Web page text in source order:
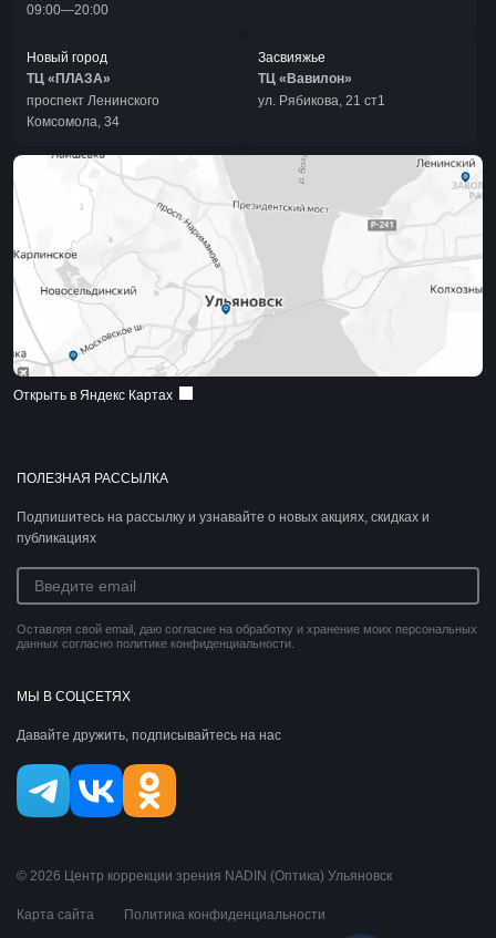
ПОЛЕЗНАЯ РАССЫЛКА
Подпишитесь на рассылку и узнавайте о новых акциях, скидках и
публикациях
Оставляя свой email, даю согласие на обработку и хранение моих персональных
данных согласно политике конфиденциальности.
МЫ В СОЦСЕТЯХ
Давайте дружить, подписывайтесь на нас
09:00—20:00
Новый город
ТЦ «ПЛАЗА»
проспект Ленинского
Комсомола, 34
Засвияжье
ТЦ «Вавилон»
ул. Рябикова, 21 ст1
Открыть в Яндекс Картах
© 2026 Центр коррекции зрения NADIN (Оптика) Ульяновск
Карта сайта
Политика конфиденциальности